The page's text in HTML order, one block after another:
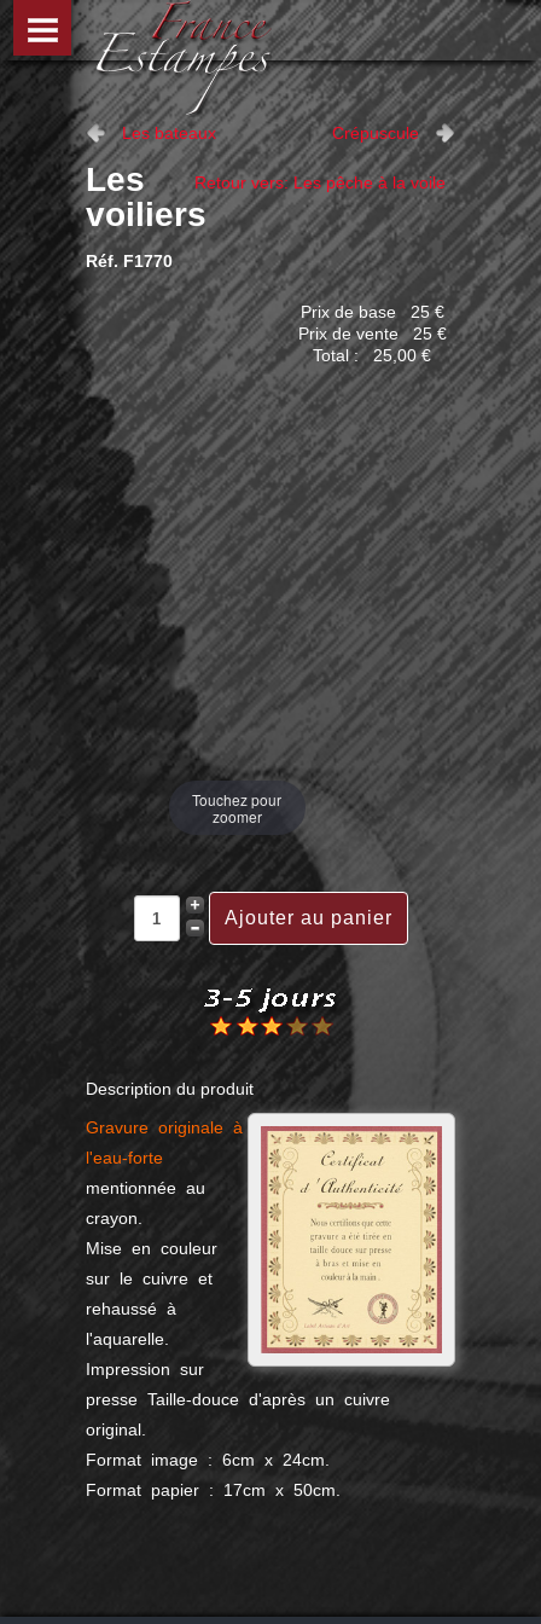
Les bateaux Crépuscule
Retour vers: Les pêche à la voile
Les
voiliers
Réf. F1770
Touchez pour
zoomer
Prix de base
25 €
Prix ​​de vente
25 €
Total :
25,00 €
Description du produit
Gravure originale à
l'eau-forte
mentionnée au
crayon.
Mise en couleur
sur le cuivre et
rehaussé à
l'aquarelle.
Impression sur
presse Taille-douce d'après un cuivre
original.
Format image : 6cm x 24cm.
Format papier : 17cm x 50cm.